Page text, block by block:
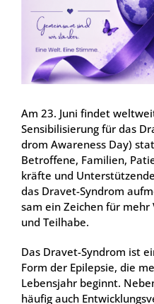
Am 23. Juni fin­det
Sen­si­bi­li­sie­rung für das
drom Awa­re­ness Day)
Betrof­fe­ne, Fami­li­en,
kräf­te und
das Dra­vet-Syn­drom
sam ein Zei­chen für
und Teil­ha­be.
Das Dra­vet-Syn­drom ist
Form der Epi­lep­sie, die
Lebens­jahr beginnt.
häu­fig auch